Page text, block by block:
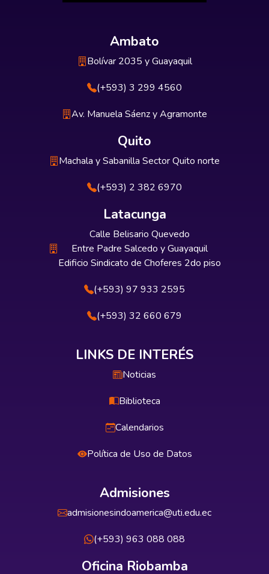
Ambato
Bolívar 2035 y Guayaquil
(+593) 3 299 4560
Av. Manuela Sáenz y Agramonte
Quito
Machala y Sabanilla Sector Quito norte
(+593) 2 382 6970
Latacunga
Calle Belisario Quevedo
Entre Padre Salcedo y Guayaquil
Edificio Sindicato de Choferes 2do piso
(+593) 97 933 2595
(+593) 32 660 679
LINKS DE INTERÉS
Noticias
Biblioteca
Calendarios
Política de Uso de Datos
Admisiones
admisionesindoamerica@uti.edu.ec
(+593) 963 088 088
Oficina Riobamba